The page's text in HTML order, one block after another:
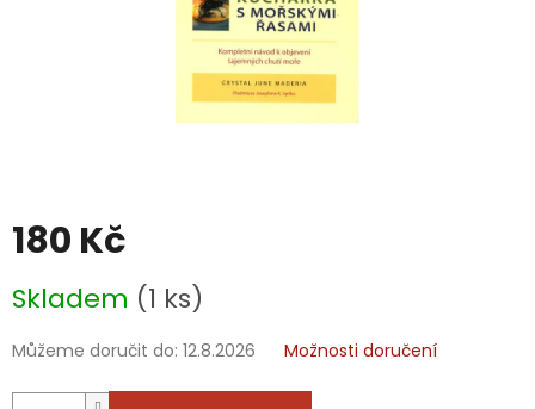
180 Kč
cena:
Skladem (1 ks)
Můžeme doručit do: 12.8.2026 Možnosti doručení